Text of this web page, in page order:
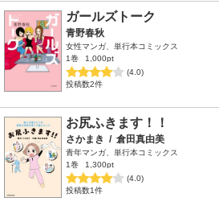
ガールズトーク
青野春秋
女性マンガ、単行本コミックス
1巻
1,000pt
(4.0)
投稿数2件
お尻ふきます！！
さかまき / 倉田真由美
青年マンガ、単行本コミックス
1巻
1,300pt
(4.0)
投稿数1件